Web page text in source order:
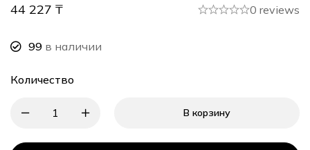
44 227 ₸ 0 reviews
99 в наличии
Количество
В корзину